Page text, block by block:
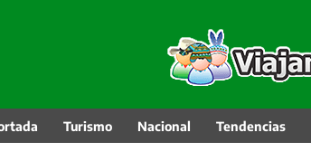
Turismo Nacional Tendencias